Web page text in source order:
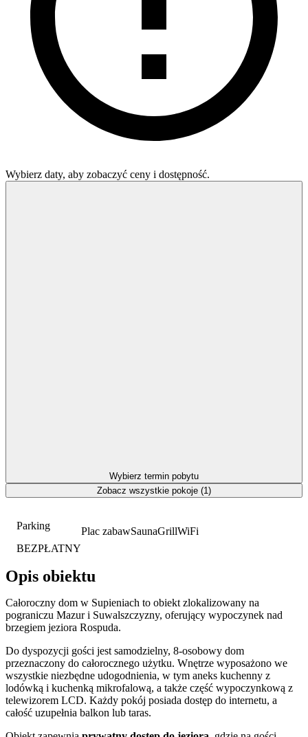
Parking
BEZPŁATNY
Plac zabawSaunaGrillWiFi
Opis obiektu
Całoroczny dom w Supieniach to obiekt zlokalizowany na
pograniczu Mazur i Suwalszczyzny, oferujący wypoczynek nad
brzegiem jeziora Rospuda.
Do dyspozycji gości jest samodzielny, 8-osobowy dom
przeznaczony do całorocznego użytku. Wnętrze wyposażono we
wszystkie niezbędne udogodnienia, w tym aneks kuchenny z
lodówką i kuchenką mikrofalową, a także część wypoczynkową z
telewizorem LCD. Każdy pokój posiada dostęp do internetu, a
całość uzupełnia balkon lub taras.
Wybierz daty, aby zobaczyć ceny i dostępność.
Wybierz termin pobytu
Zobacz wszystkie pokoje (1)